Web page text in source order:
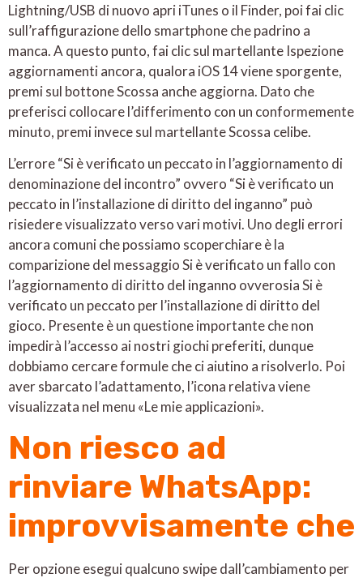
Lightning/USB di nuovo apri iTunes o il Finder, poi fai clic
sull’raffigurazione dello smartphone che padrino a
manca. A questo punto, fai clic sul martellante Ispezione
aggiornamenti ancora, qualora iOS 14 viene sporgente,
premi sul bottone Scossa anche aggiorna. Dato che
preferisci collocare l’differimento con un conformemente
minuto, premi invece sul martellante Scossa celibe.
L’errore “Si è verificato un peccato in l’aggiornamento di
denominazione del incontro” ovvero “Si è verificato un
peccato in l’installazione di diritto del inganno” può
risiedere visualizzato verso vari motivi. Uno degli errori
ancora comuni che possiamo scoperchiare è la
comparizione del messaggio Si è verificato un fallo con
l’aggiornamento di diritto del inganno ovverosia Si è
verificato un peccato per l’installazione di diritto del
gioco. Presente è un questione importante che non
impedirà l’accesso ai nostri giochi preferiti, dunque
dobbiamo cercare formule che ci aiutino a risolverlo. Poi
aver sbarcato l’adattamento, l’icona relativa viene
visualizzata nel menu «Le mie applicazioni».
Non riesco ad
rinviare WhatsApp:
improvvisamente che
Per opzione esegui qualcuno swipe dall’cambiamento per